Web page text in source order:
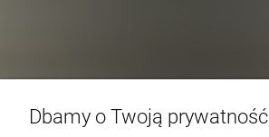
Dbamy o Twoją prywatność